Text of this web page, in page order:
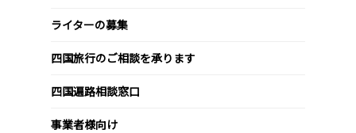
ライターの募集
四国旅行のご相談を承ります
四国遍路相談窓口
事業者様向け